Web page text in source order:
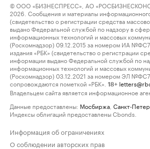
© ООО «БИЗНЕСПРЕСС», АО
2026. Сообщения и материалы информационного
(свидетельство о регистрации средства
выдано Федеральной службой по надзору в
информационных технологий и массовых
(Роскомнадзор) 09.12.2015 за номером ИА
издания «РБК» (свидетельство о регистрации
информации выдано Федеральной службой по
информационных технологий и массовых
(Роскомнадзор) 03.12.2021 за номером ЭЛ
сопровождаются пометкой «РБК».
18+
Владельцем сайта является информационное
Данные предоставлены: Мосбиржа Санкт-
Индексы облигаций предоставлены Cbonds.
Информация об ограничениях
О соблюдении авторских прав